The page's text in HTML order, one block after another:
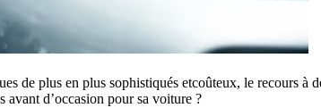
de plus en plus sophistiqués etcoûteux, le recours à
avant d’occasion pour sa voiture ?